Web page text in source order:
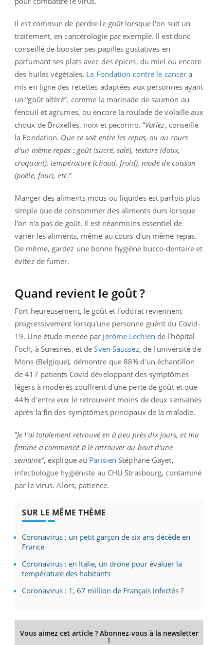
Il est commun de perdre le goût lorsque l'on suit un
traitement, en cancérologie par exemple. Il est donc
conseillé de booster ses papilles gustatives en
parfumant ses plats avec des épices, du miel ou encore
des huiles végétales. La Fondation contre le cancer a
mis en ligne des recettes adaptées aux personnes ayant
un “goût altéré”, comme la marinade de saumon au
fenouil et agrumes, ou encore la roulade de volaille aux
choux de Bruxelles, noix et pecorino. “Variez, conseille
la Fondation. Que ce soit entre les repas, ou au cours
d'un même repas : goût (sucré, salé), texture (doux,
croquant), température (chaud, froid), mode de cuisson
(poêle, four), etc.”
Manger des aliments mous ou liquides est parfois plus
simple que de consommer des aliments durs lorsque
l'on n'a pas de goût. Il est néanmoins essentiel de
varier les aliments, même au cours d'un même repas.
De même, gardez une bonne hygiène bucco-dentaire et
évitez de fumer.
Quand revient le goût ?
Fort heureusement, le goût et l'odorat reviennent
progressivement lorsqu'une personne guérit du Covid-
19. Une étude menée par Jérôme Lechien de l'hôpital
Foch, à Suresnes, et deSven Saussez, de l'université de
Mons (Belgique), démontre que 88% d'un échantillon
de 417 patients Covid développant des symptômes
légers à modérés souffrent d'une perte de goût et que
44% d'entre eux le retrouvent moins de deux semaines
après la fin des symptômes principaux de la maladie.
“Je l'ai totalement retrouvé en à peu près dix jours, et ma
femme a commencé à le retrouver au bout d'une
semaine”, explique au Parisien Stéphane Gayet,
infectiologue hygiéniste au CHU Strasbourg, contaminé
par le virus. Alors, patience.
SUR LE MÊME THÈME
Coronavirus : un petit garçon de six ans décède en
France
Coronavirus : en Italie, un drone pour évaluer la
température des habitants
Coronavirus : 1, 67 million de Français infectés ?
Vous aimez cet article ? Abonnez-vous à la newsletter
!